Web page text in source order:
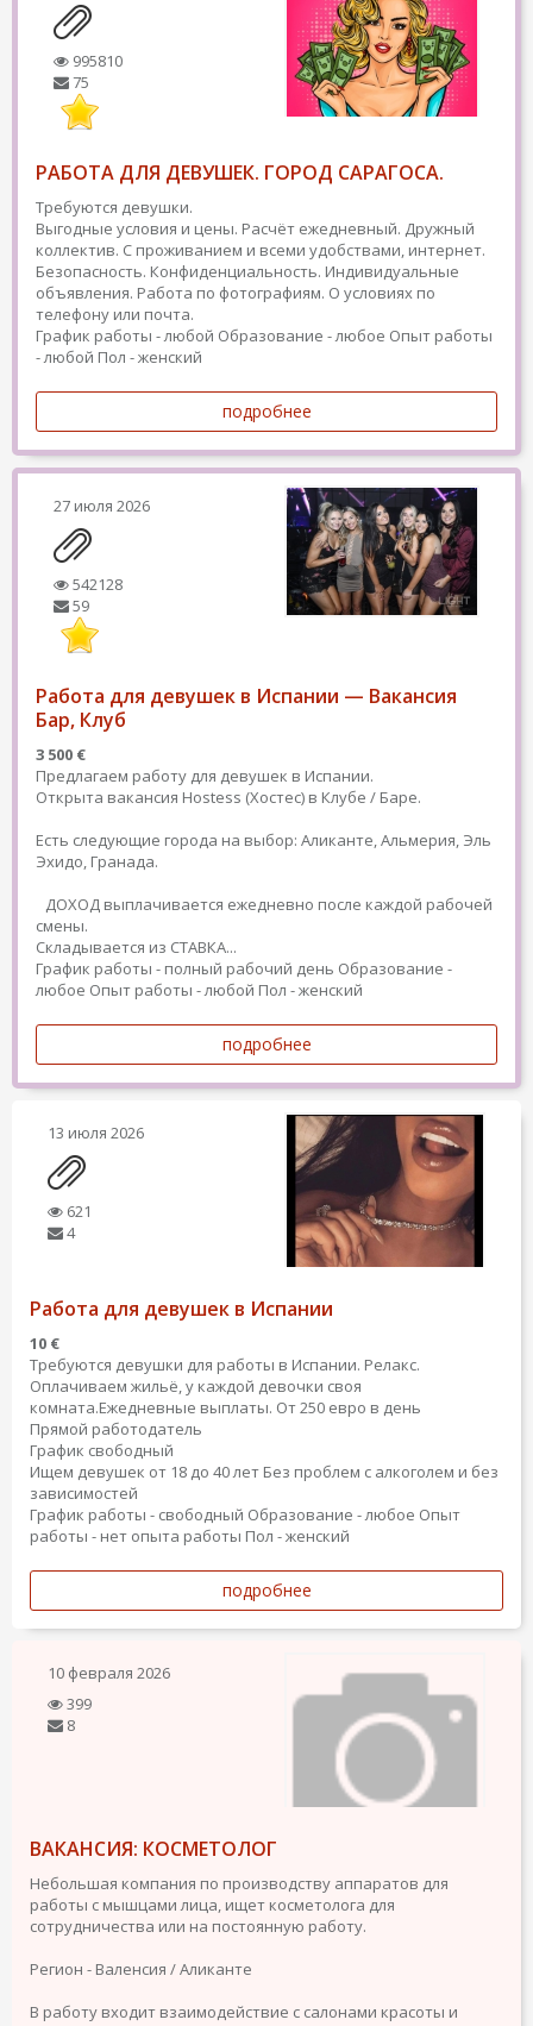
995810
75
РАБОТА ДЛЯ ДЕВУШЕК. ГОРОД САРАГОСА.
Требуются девушки.
Выгодные условия и цены. Расчёт ежедневный. Дружный
коллектив. С проживанием и всеми удобствами, интернет.
Безопасность. Конфиденциальность. Индивидуальные
объявления. Работа по фотографиям. О условиях по
телефону или почта.
График работы - любой Образование - любое Опыт работы
- любой Пол - женский
подробнее
27 июля 2026
542128
59
Работа для девушек в Испании — Вакансия
Бар, Клуб
3 500 €
Предлагаем работу для девушек в Испании.
Открыта вакансия Hostess (Хостес) в Клубе / Баре.
Есть следующие города на выбор: Аликанте, Альмерия, Эль
Эхидо, Гранада.
ДОХОД выплачивается ежедневно после каждой рабочей
смены.
Складывается из СТАВКА...
График работы - полный рабочий день Образование -
любое Опыт работы - любой Пол - женский
подробнее
13 июля 2026
621
4
Работа для девушек в Испании
10 €
Требуются девушки для работы в Испании. Релакс.
Оплачиваем жильё, у каждой девочки своя
комната.Ежедневные выплаты. От 250 евро в день
Прямой работодатель
График свободный
Ищем девушек от 18 до 40 лет Без проблем с алкоголем и без
зависимостей
График работы - свободный Образование - любое Опыт
работы - нет опыта работы Пол - женский
подробнее
10 февраля 2026
399
8
ВАКАНСИЯ: КОСМЕТОЛОГ
Небольшая компания по производству аппаратов для
работы с мышцами лица, ищет косметолога для
сотрудничества или на постоянную работу.
Регион - Валенсия / Аликанте
В работу входит взаимодействие с салонами красоты и